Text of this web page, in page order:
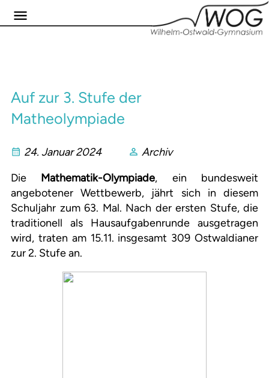
Auf zur 3. Stufe der
Matheolympiade
24. Januar 2024
Archiv
Die Mathematik-Olympiade, ein bundesweit
angebotener Wettbewerb, jährt sich in diesem
Schuljahr zum 63. Mal. Nach der ersten Stufe, die
traditionell als Hausaufgabenrunde ausgetragen
wird, traten am 15.11. insgesamt 309 Ostwaldianer
zur 2. Stufe an.